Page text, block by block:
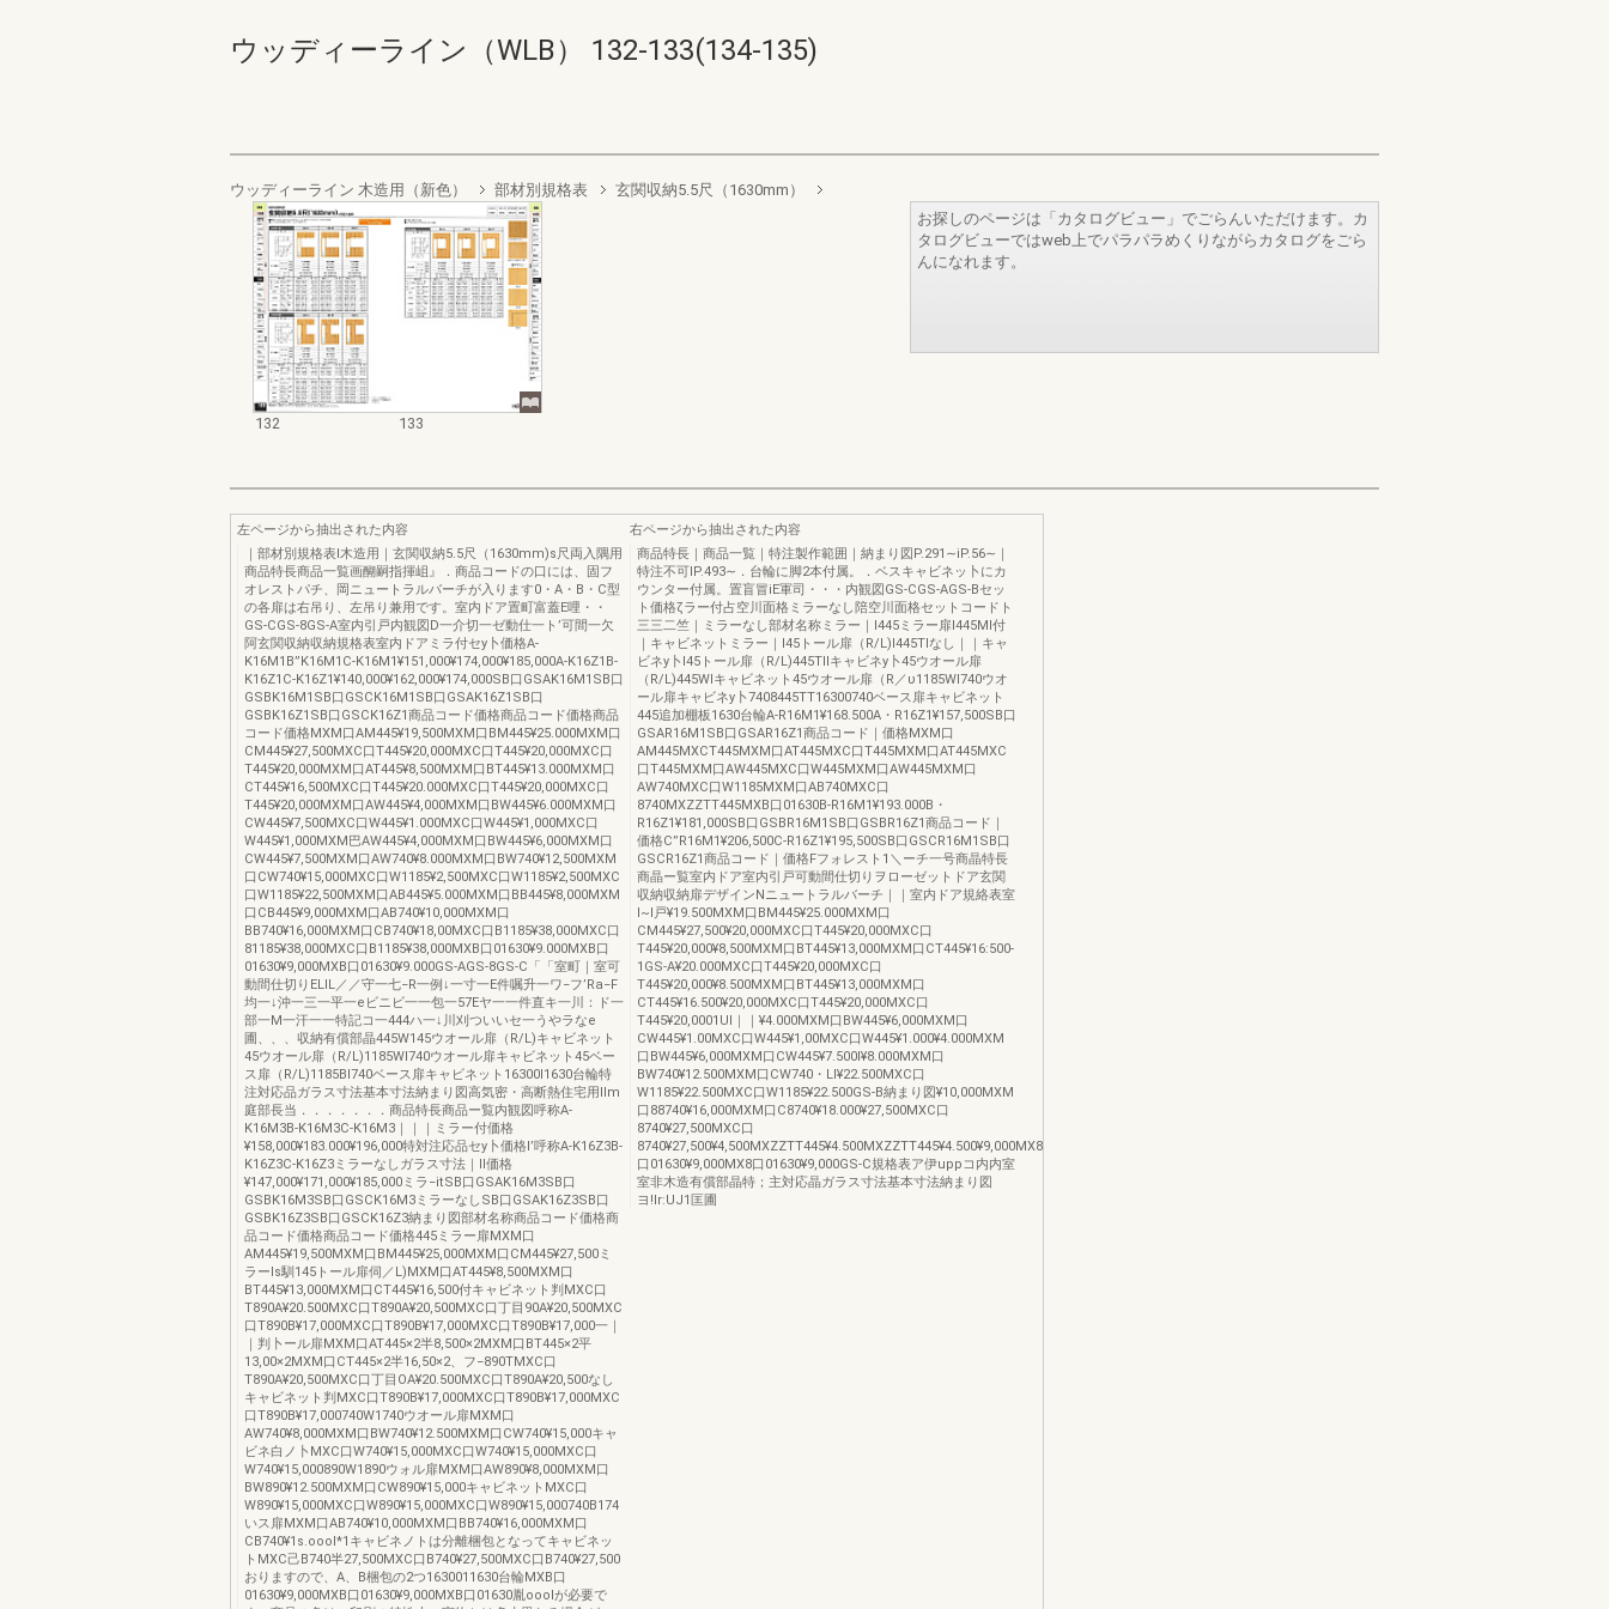
ウッディーライン（WLB） 132-133(134-135)
ウッディーライン 木造用（新色） 部材別規格表 玄関収納5.5尺（1630mm）
132 133
お探しのページは「カタログビュー」でごらんいただけます。カ
タログビューではweb上でパラパラめくりながらカタログをごら
んになれます。
左ページから抽出された内容
｜部材別規格表I木造用｜玄関収納5.5尺（1630mm)s尺両入隅用
商品特長商品一覧画醐嗣指揮岨』．商品コードの口には、固フ
オレストパチ、岡ニュートラルバーチが入ります0・A・B・C型
の各扉は右吊り、左吊り兼用です。室内ドア置町富蓋E哩・・
GS-CGS-8GS-A室内引戸内観図D一介切一ゼ動仕一ト’可間一欠
阿玄関収納収納規格表室内ドアミラ付セy卜価格A-
K16M1B”K16M1C-K16M1¥151,000¥174,000¥185,000A-K16Z1B-
K16Z1C-K16Z1¥140,000¥162,000¥174,000SB口GSAK16M1SB口
GSBK16M1SB口GSCK16M1SB口GSAK16Z1SB口
GSBK16Z1SB口GSCK16Z1商品コード価格商品コード価格商品
コード価格MXM口AM445¥19,500MXM口BM445¥25.000MXM口
CM445¥27,500MXC口T445¥20,000MXC口T445¥20,000MXC口
T445¥20,000MXM口AT445¥8,500MXM口BT445¥13.000MXM口
CT445¥16,500MXC口T445¥20.000MXC口T445¥20,000MXC口
T445¥20,000MXM口AW445¥4,000MXM口BW445¥6.000MXM口
CW445¥7,500MXC口W445¥1.000MXC口W445¥1,000MXC口
W445¥1,000MXM巴AW445¥4,000MXM口BW445¥6,000MXM口
CW445¥7,500MXM口AW740¥8.000MXM口BW740¥12,500MXM
口CW740¥15,000MXC口W1185¥2,500MXC口W1185¥2,500MXC
口W1185¥22,500MXM口AB445¥5.000MXM口BB445¥8,000MXM
口CB445¥9,000MXM口AB740¥10,000MXM口
BB740¥16,000MXM口CB740¥18,00MXC口B1185¥38,000MXC口
81185¥38,000MXC口B1185¥38,000MXB口01630¥9.000MXB口
01630¥9,000MXB口01630¥9.000GS-AGS-8GS-C「「室町｜室可
動間仕切りELIL／／守一七−R一例↓一寸一E件嘱升一ワ−フ’Ra−F
均一↓沖一三一平一eビニビ一一包一57Eヤ一一件直キ一川：ド一
部一M一汗一一特記コ一444ハ一↓川刈ついいセ一うやラなe
圃、、、収納有償部晶445W145ウオール扉（R/L)キャビネット
45ウオール扉（R/L)1185WI740ウオール扉キャビネット45ベー
ス扉（R/L)1185BI740ベース扉キャビネット16300I1630台輪特
注対応品ガラス寸法基本寸法納まり図高気密・高断熱住宅用llm
庭部長当．．．．．．．商品特長商品ー覧内観図呼称A-
K16M3B-K16M3C-K16M3｜｜｜ミラー付価格
¥158,000¥183.000¥196,000特対注応品セy卜価格l’呼称A-K16Z3B-
K16Z3C-K16Z3ミラーなしガラス寸法｜II価格
¥147,000¥171,000¥185,000ミラ−itSB口GSAK16M3SB口
GSBK16M3SB口GSCK16M3ミラーなしSB口GSAK16Z3SB口
GSBK16Z3SB口GSCK16Z3納まり図部材名称商品コード価格商
品コード価格商品コード価格445ミラー扉MXM口
AM445¥19,500MXM口BM445¥25,000MXM口CM445¥27,500ミ
ラーIs馴145トール扉伺／L)MXM口AT445¥8,500MXM口
BT445¥13,000MXM口CT445¥16,500付キャビネット判MXC口
T890A¥20.500MXC口T890A¥20,500MXC口丁目90A¥20,500MXC
口T890B¥17,000MXC口T890B¥17,000MXC口T890B¥17,000一｜
｜判卜ール扉MXM口AT445×2半8,500×2MXM口BT445×2平
13,00×2MXM口CT445×2半16,50×2、フ−890TMXC口
T890A¥20,500MXC口丁目OA¥20.500MXC口T890A¥20,500なし
キャビネット判MXC口T890B¥17,000MXC口T890B¥17,000MXC
口T890B¥17,000740W1740ウオール扉MXM口
AW740¥8,000MXM口BW740¥12.500MXM口CW740¥15,000キャ
ビネ白ノ卜MXC口W740¥15,000MXC口W740¥15,000MXC口
W740¥15,000890W1890ウォル扉MXM口AW890¥8,000MXM口
BW890¥12.500MXM口CW890¥15,000キャビネットMXC口
W890¥15,000MXC口W890¥15,000MXC口W890¥15,000740B174
いス扉MXM口AB740¥10,000MXM口BB740¥16,000MXM口
CB740¥1s.oooI*1キャビネノトは分離梱包となってキャビネッ
トMXC己B740半27,500MXC口B740¥27,500MXC口B740¥27,500
おりますので、A、B梱包の2つ1630011630台輪MXB口
01630¥9,000MXB口01630¥9,000MXB口01630胤oooIが必要で
右ページから抽出された内容
商品特長｜商品一覧｜特注製作範囲｜納まり図P.291∼iP.56∼｜
特注不可IP.493∼．台輪に脚2本付属。．ベスキャビネッ卜にカ
ウンター付属。置盲冒iE軍司・・・内観図GS-CGS-AGS-Bセッ
ト価格ζラー付占空川面格ミラーなし陪空川面格セットコードト
三三二竺｜ミラーなし部材名称ミラー｜I445ミラー扉I445MI付
｜キャビネットミラー｜I45トール扉（R/L)I445TIなし｜｜キャ
ビネy卜I45トール扉（R/L)445TIlキャビネy卜45ウオール扉
（R/L)445WIキャビネット45ウオール扉（R／υ1185WI740ウオ
ール扉キャビネy卜7408445TT16300740ベース扉キャビネット
445追加棚板1630台輪A-R16M1¥168.500A・R16Z1¥157,500SB口
GSAR16M1SB口GSAR16Z1商品コード｜価格MXM口
AM445MXCT445MXM口AT445MXC口T445MXM口AT445MXC
口T445MXM口AW445MXC口W445MXM口AW445MXM口
AW740MXC口W1185MXM口AB740MXC口
8740MXZZTT445MXB口01630B-R16M1¥193.000B・
R16Z1¥181,000SB口GSBR16M1SB口GSBR16Z1商品コード｜
価格C”R16M1¥206,500C-R16Z1¥195,500SB口GSCR16M1SB口
GSCR16Z1商品コード｜価格Fフォレスト1＼ーチ一号商晶特長
商晶ー覧室内ドア室内引戸可動間仕切りヲローゼットドア玄関
収納収納扉デザインNニュートラルバーチ｜｜室内ドア規絡表室
l~I戸¥19.500MXM口BM445¥25.000MXM口
CM445¥27,500¥20,000MXC口T445¥20,000MXC口
T445¥20,000¥8,500MXM口BT445¥13,000MXM口CT445¥16:500-
1GS-A¥20.000MXC口T445¥20,000MXC口
T445¥20,000¥8.500MXM口BT445¥13,000MXM口
CT445¥16.500¥20,000MXC口T445¥20,000MXC口
T445¥20,0001Ul｜｜¥4.000MXM口BW445¥6,000MXM口
CW445¥1.00MXC口W445¥1,00MXC口W445¥1.000¥4.000MXM
口BW445¥6,000MXM口CW445¥7.500I¥8.000MXM口
BW740¥12.500MXM口CW740・LI¥22.500MXC口
W1185¥22.500MXC口W1185¥22.500GS-B納まり図¥10,000MXM
口88740¥16,000MXM口C8740¥18.000¥27,500MXC口
8740¥27,500MXC口
8740¥27,500¥4,500MXZZTT445¥4.500MXZZTT445¥4.500¥9,000MX8
口01630¥9,000MX8口01630¥9,000GS-C規格表ア伊uppコ内内室
室非木造有償部晶特；主対応晶ガラス寸法基本寸法納まり図
ヨ!Ir:UJ1匡圃